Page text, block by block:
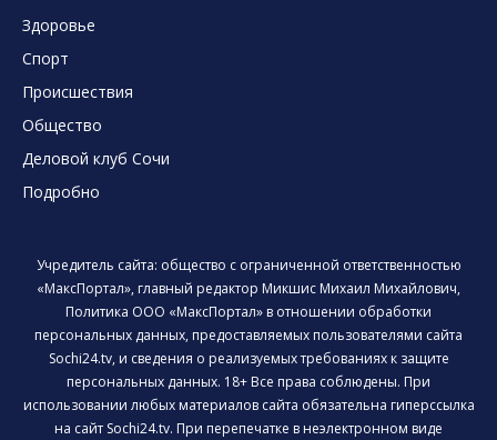
Здоровье
Спорт
Происшествия
Общество
Деловой клуб Сочи
Подробно
Учредитель сайта: общество с ограниченной ответственностью
«МаксПортал», главный редактор Микшис Михаил Михайлович,
Политика ООО «МаксПортал» в отношении обработки
персональных данных, предоставляемых пользователями сайта
Sochi24.tv, и сведения о реализуемых требованиях к защите
персональных данных. 18+ Все права соблюдены. При
использовании любых материалов сайта обязательна гиперссылка
на сайт Sochi24.tv. При перепечатке в неэлектронном виде